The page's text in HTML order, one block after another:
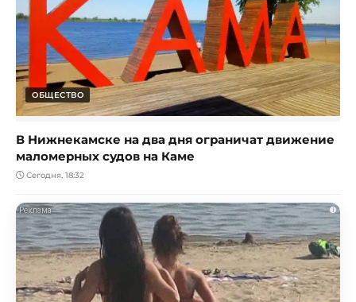
ОБЩЕСТВО
В Нижнекамске на два дня ограничат движение
маломерных судов на Каме
Сегодня, 18:32
i